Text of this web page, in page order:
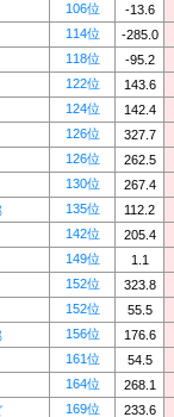
106位
-13.6
114位
-285.0
118位
-95.2
122位
143.6
124位
142.4
126位
327.7
126位
262.5
130位
267.4
135位
112.2
142位
205.4
149位
1.1
152位
323.8
152位
55.5
156位
176.6
161位
54.5
164位
268.1
169位
233.6